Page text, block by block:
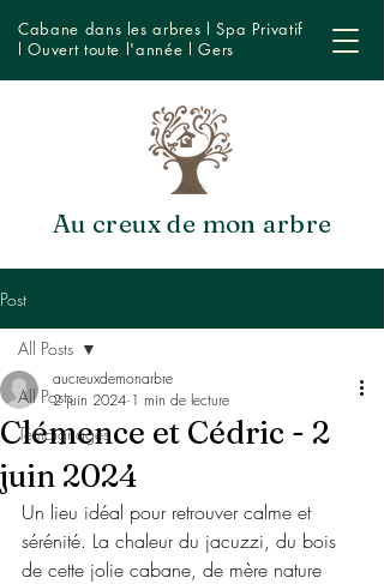
Au creux de mon arbre
Cabane dans les arbres l Spa Privatif
l Ouvert toute l'année l Gers
Post
All Posts
Témoignages
All Posts
Clémence et Cédric - 2
juin 2024
aucreuxdemonarbre
2 juin 2024 1 min de lecture
Un lieu idéal pour retrouver calme et
sérénité. La chaleur du jacuzzi, du bois
de cette jolie cabane, de mère nature